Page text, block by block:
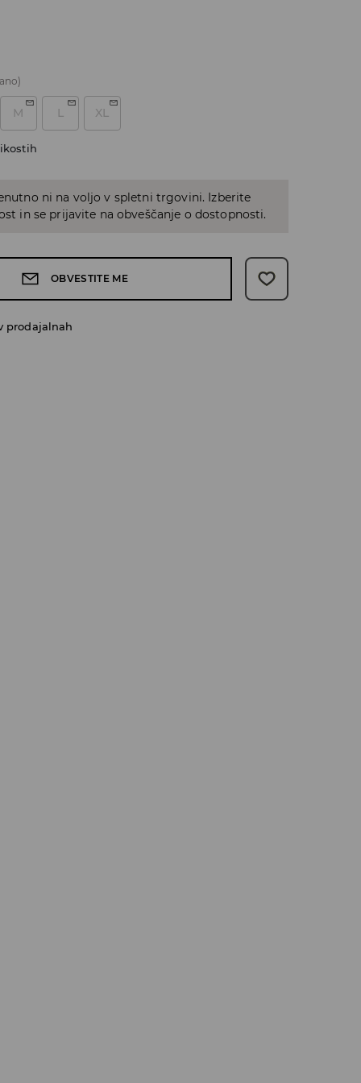
M L XL
ni na voljo v spletni trgovini. Izberite
in se prijavite na obveščanje o dostopnosti.
OBVESTITE ME
prodajalnah